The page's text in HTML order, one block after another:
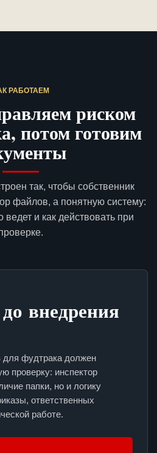
РАБОТАЕМ
риском
потом готовим
так, чтобы собственник
файлов, а понятную систему:
ведет и как действовать при
внедрения
для фудтрака должен
проверку: инспектор
папки, но и логику
ответственных
работе.